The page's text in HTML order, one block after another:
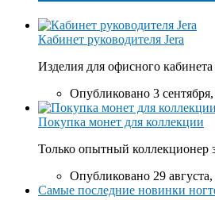
Кабинет руководителя Jera
Изделия для офисного
Опубликовано 3
Покупка монет для коллекции
Только опытный коллекционер
Опубликовано 29
Самые последние новинки